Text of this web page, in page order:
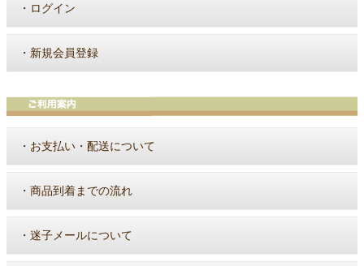
・ ログイン
・ 新規会員登録
・ お支払い・配送について
・ 商品到着までの流れ
・ 迷子メールについて